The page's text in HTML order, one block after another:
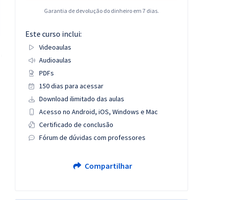
Garantia de devolução do dinheiro em 7 dias.
Este curso inclui:
Videoaulas
Audioaulas
PDFs
150 dias para acessar
Download ilimitado das aulas
Acesso no Android, iOS, Windows e Mac
Certificado de conclusão
Fórum de dúvidas com professores
Compartilhar